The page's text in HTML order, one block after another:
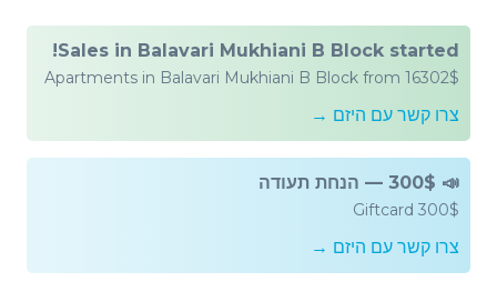
Sales in Balavari Mukhiani B Block started!
Apartments in Balavari Mukhiani B Block from 16302$
צרו קשר עם היזם →
📣 300$ — הנחת תעודה
Giftcard 300$
צרו קשר עם היזם →